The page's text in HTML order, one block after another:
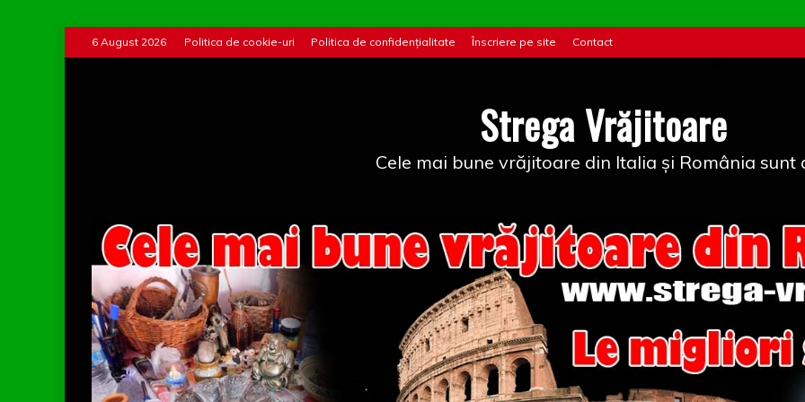
to
6 August 2026 Politica de cookie-uri Politica de confidențialitate Înscriere pe site Contact
Strega Vrăjitoare
Cele mai bune vrăjitoare din Italia și România sunt